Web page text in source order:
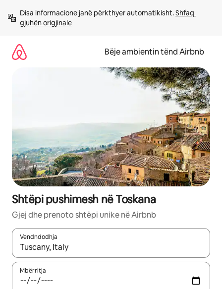
përmbajtja
Disa informacione janë përkthyer automatikisht. Shfaq
gjuhën origjinale
Bëje ambientin tënd Airbnb
Shtëpi pushimesh në Toskana
Gjej dhe prenoto shtëpi unike në Airbnb
Vendndodhja
Kur rezultatet të jenë të disponueshme, lëviz me butonat e
Mbërritja